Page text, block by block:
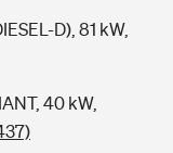
D), 81 kW,
40 kW,